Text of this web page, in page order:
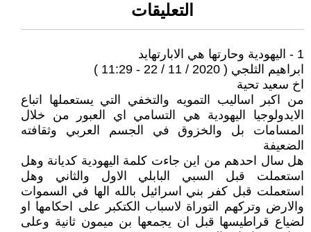
التعليقات
1 - اليهودية وحارتها هي الابارتهايد
ابراهيم الثلجي ( 2020 / 11 / 22 - 11:29 )
اخ سعيد تحية
من اكبر اساليب التمويه والتخفي التي يستعملها اتباع
الايدولوجيا اليهودية هي التسامي اي العبور من خلال
المسامات بل والخزوق في الجسم العربي وثقافته
الضعيفة
هل سال احدهم من اين جاءت كلمة اليهودية كديانة وهل
استعملت قبل السبي البابلي الاول والثاني وهل
استعملت قبل كفر بني اسرائيل بالله الها في السموات
والارض وتركهم التوراة لاسباب الكتكبر على احكامها او
لضياع قراطيسها قبل ان يجمعها بن ميمون ثانية وعلى